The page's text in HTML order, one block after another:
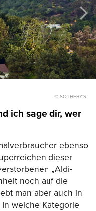
© SOTHEBY'S
ich sage dir, wer
ebenso
dieser
„Aldi-
noch auf die
man aber auch in
welche Kategorie